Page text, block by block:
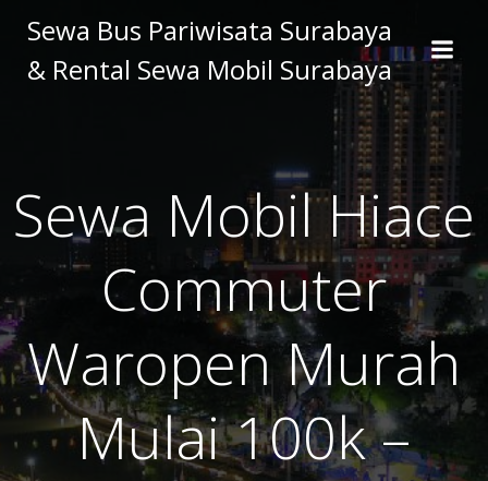
to
content
Sewa Bus Pariwisata Surabaya
& Rental Sewa Mobil Surabaya
Sewa Mobil Hiace
Commuter
Waropen Murah
Mulai 100k –